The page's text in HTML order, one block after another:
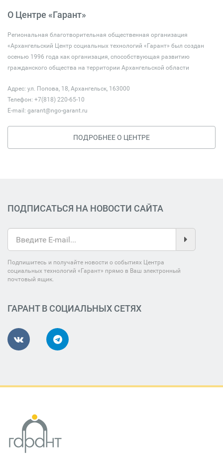
О Центре «Гарант»
Региональная благотворительная общественная организация
«Архангельский Центр социальных технологий «Гарант» был создан
осенью 1996 года как организация, способствующая развитию
гражданского общества на территории Архангельской области
Адрес: ул. Попова, 18, Архангельск, 163000
Телефон: +7(818) 220-65-10
E-mail: garant@ngo-garant.ru
ПОДРОБНЕЕ О ЦЕНТРЕ
ПОДПИСАТЬСЯ НА НОВОСТИ САЙТА
Подпишитесь и получайте новости о событиях Центра
социальных технологий «Гарант» прямо в Ваш электронный
почтовый ящик.
ГАРАНТ В СОЦИАЛЬНЫХ СЕТЯХ